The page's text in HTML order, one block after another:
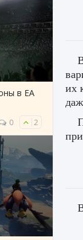
в EA
0 2
их